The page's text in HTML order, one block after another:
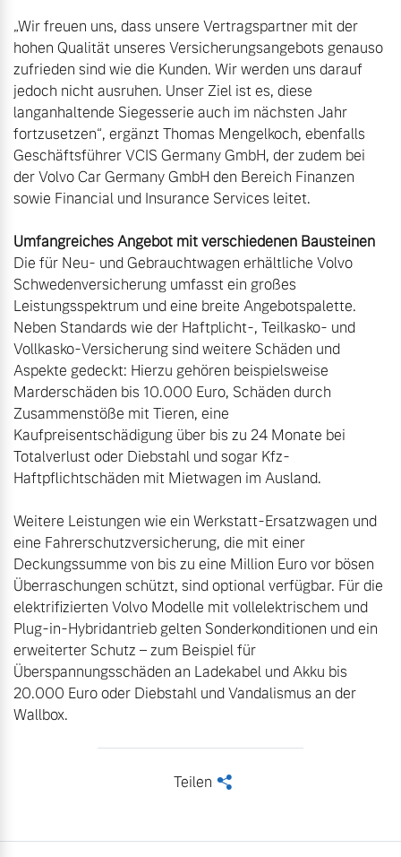
„Wir freuen uns, dass unsere Vertragspartner mit der
hohen Qualität unseres Versicherungsangebots genauso
zufrieden sind wie die Kunden. Wir werden uns darauf
jedoch nicht ausruhen. Unser Ziel ist es, diese
langanhaltende Siegesserie auch im nächsten Jahr
fortzusetzen“, ergänzt Thomas Mengelkoch, ebenfalls
Geschäftsführer VCIS Germany GmbH, der zudem bei
der Volvo Car Germany GmbH den Bereich Finanzen
Umfangreiches Angebot mit verschiedenen Bausteinen
Die für Neu- und Gebrauchtwagen erhältliche Volvo
Schwedenversicherung umfasst ein großes
Leistungsspektrum und eine breite Angebotspalette.
Neben Standards wie der Haftplicht-, Teilkasko- und
Vollkasko-Versicherung sind weitere Schäden und
Aspekte gedeckt: Hierzu gehören beispielsweise
Marderschäden bis 10.000 Euro, Schäden durch
Zusammenstöße mit Tieren, eine
Kaufpreisentschädigung über bis zu 24 Monate bei
Totalverlust oder Diebstahl und sogar Kfz-
Weitere Leistungen wie ein Werkstatt-Ersatzwagen und
eine Fahrerschutzversicherung, die mit einer
Deckungssumme von bis zu eine Million Euro vor bösen
Überraschungen schützt, sind optional verfügbar. Für die
elektrifizierten Volvo Modelle mit vollelektrischem und
Plug-in-Hybridantrieb gelten Sonderkonditionen und ein
erweiterter Schutz – zum Beispiel für
Überspannungsschäden an Ladekabel und Akku bis
20.000 Euro oder Diebstahl und Vandalismus an der
Wallbox.
Teilen <